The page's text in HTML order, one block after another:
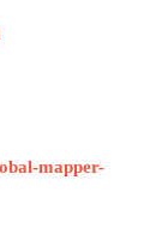
mapper-